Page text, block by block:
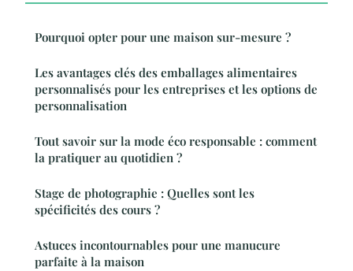
Pourquoi opter pour une maison sur-mesure ?
Les avantages clés des emballages alimentaires
personnalisés pour les entreprises et les options de
personnalisation
Tout savoir sur la mode éco responsable : comment
la pratiquer au quotidien ?
Stage de photographie : Quelles sont les
spécificités des cours ?
Astuces incontournables pour une manucure
parfaite à la maison